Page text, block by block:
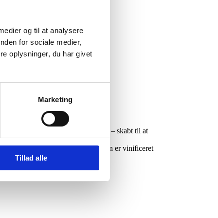
og til at analysere
for sociale medier,
oplysninger, du har givet
Marketing
Tillad alle
rødder i det toscanske vinland – skabt til at
sprødt og forfriskende udtryk. Den er vinificeret